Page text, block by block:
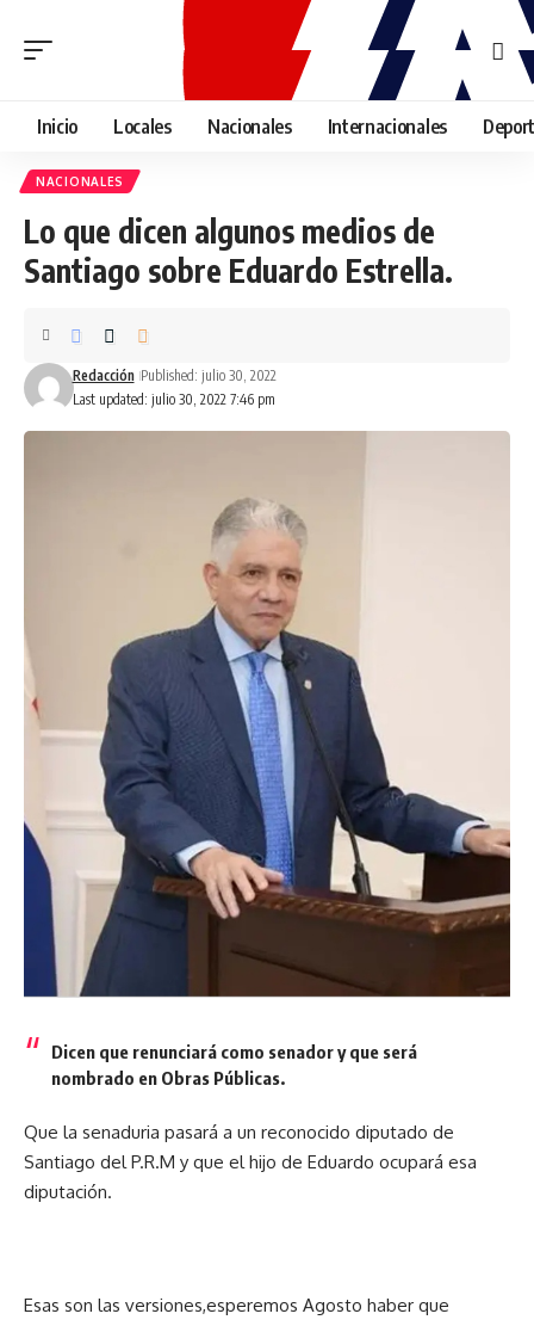
Inicio Locales Nacionales Internacionales
NACIONALES
Lo que dicen algunos medios de
Santiago sobre Eduardo Estrella.
Last updated: julio 30, 2022 7:46 pm
Redacción Published: julio 30, 2022
Dicen que renunciará como senador y que será
nombrado en Obras Públicas.
Que la senaduria pasará a un reconocido diputado de
Santiago del P.R.M y que el hijo de Eduardo ocupará esa
diputación.
Esas son las versiones,esperemos Agosto haber que